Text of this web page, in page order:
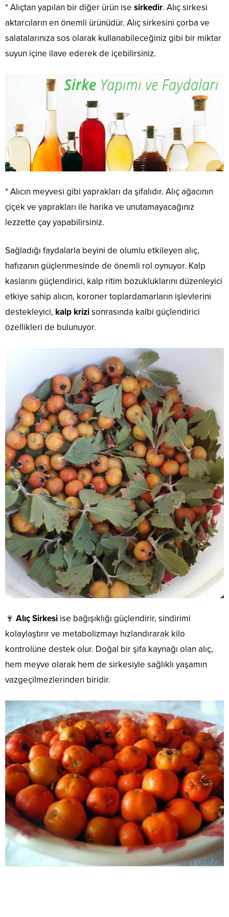
* Alıçtan yapılan bir diğer ürün ise sirkedir. Alıç sirkesi
aktarcıların en önemli ürünüdür. Alıç sirkesini çorba ve
salatalarınıza sos olarak kullanabileceğiniz gibi bir miktar
suyun içine ilave ederek de içebilirsiniz.
* Alıcın meyvesi gibi yaprakları da şifalıdır. Alıç ağacının
çiçek ve yaprakları ile harika ve unutamayacağınız
lezzette çay yapabilirsiniz.
Sağladığı faydalarla beyini de olumlu etkileyen alıç,
hafızanın güçlenmesinde de önemli rol oynuyor. Kalp
kaslarını güçlendirici, kalp ritim bozukluklarını düzenleyici
etkiye sahip alıcın, koroner toplardamarların işlevlerini
destekleyici, kalp krizisonrasında kalbi güçlendirici
özellikleri de bulunuyor.
🍷 Alıç Sirkesi ise bağışıklığı güçlendirir, sindirimi
kolaylaştırır ve metabolizmayı hızlandırarak kilo
kontrolüne destek olur. Doğal bir şifa kaynağı olan alıç,
hem meyve olarak hem de sirkesiyle sağlıklı yaşamın
vazgeçilmezlerinden biridir.